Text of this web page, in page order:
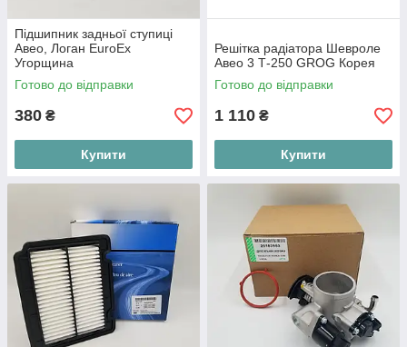
Підшипник задньої ступиці
Авео, Логан EuroEx
Угорщина
Готово до відправки
380 ₴
Купити
Решітка радіатора Шевроле
Авео 3 Т-250 GROG Корея
Готово до відправки
1 110 ₴
Купити